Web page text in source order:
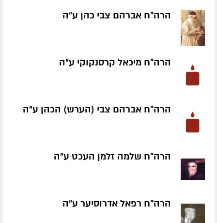
הרה"ח אברהם צבי כהן ע״ה
הרה"ח מיכאל קרסנקוקי ע״ה
הרה"ח אברהם צבי (הערש) הכהן ע״ה
הרה"ח שלמה זלמן העכט ע״ה
הרה"ח רפאל אדרוסיער ע״ה